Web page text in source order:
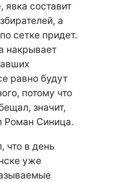
явка составит
а
сетке придет.
накрывает
равно будут
потому что
значит,
Роман Синица.
что в день
уже